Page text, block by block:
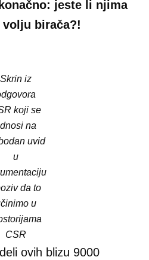
jeste li njima
birača?!
Skrin iz
koji se
na
uvid
u
da to
u
CSR
ovih blizu 9000